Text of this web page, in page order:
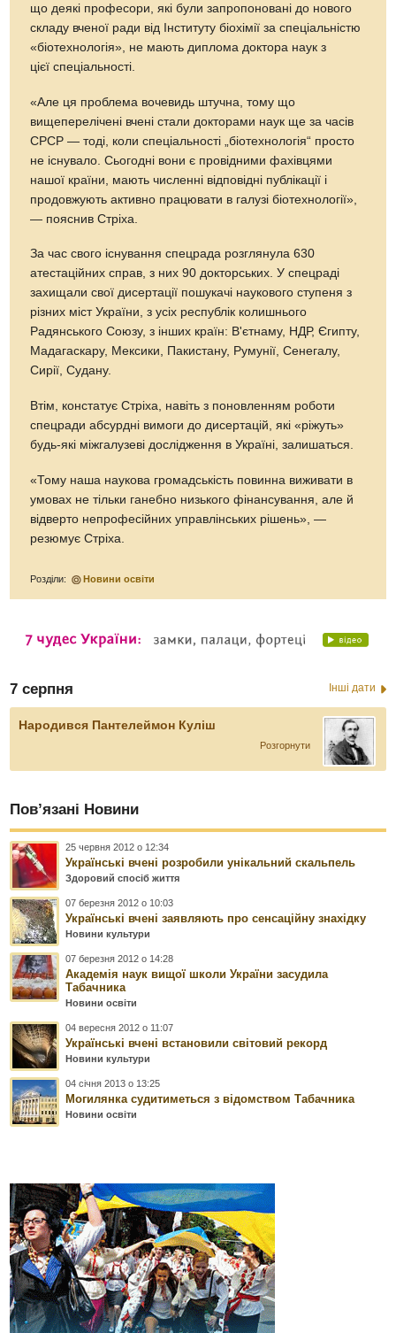
що деякі професори, які були запропоновані до нового
складу вченої ради від Інституту біохімії за спеціальністю
«біотехнологія», не мають диплома доктора наук з
цієї спеціальності.
«Але ця проблема вочевидь штучна, тому що
вищеперелічені вчені стали докторами наук ще за часів
СРСР — тоді, коли спеціальності „біотехнологія“ просто
не існувало. Сьогодні вони є провідними фахівцями
нашої країни, мають численні відповідні публікації і
продовжують активно працювати в галузі біотехнології»,
— пояснив Стріха.
За час свого існування спецрада розглянула 630
атестаційних справ, з них 90 докторських. У спецраді
захищали свої дисертації пошукачі наукового ступеня з
різних міст України, з усіх республік колишнього
Радянського Союзу, з інших країн: В'єтнаму, НДР, Єгипту,
Мадагаскару, Мексики, Пакистану, Румунії, Сенегалу,
Сирії, Судану.
Втім, констатує Стріха, навіть з поновленням роботи
спецради абсурдні вимоги до дисертацій, які «ріжуть»
будь-які міжгалузеві дослідження в Україні, залишаться.
«Тому наша наукова громадськість повинна виживати в
умовах не тільки ганебно низького фінансування, але й
відверто непрофесійних управлінських рішень», —
резюмує Стріха.
Розділи: Новини освіти
7 серпня Інші дати
Народився Пантелеймон Куліш
Розгорнути
Пов’язані Новини
25 червня 2012 о 12:34
Українські вчені розробили унікальний скальпель
Здоровий спосіб життя
07 березня 2012 о 10:03
Українські вчені заявляють про сенсаційну знахідку
Новини культури
07 березня 2012 о 14:28
Академія наук вищої школи України засудила
Табачника
Новини освіти
04 вересня 2012 о 11:07
Українські вчені встановили світовий рекорд
Новини культури
04 січня 2013 о 13:25
Могилянка судитиметься з відомством Табачника
Новини освіти